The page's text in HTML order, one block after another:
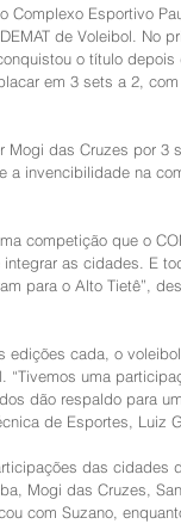
Esportivo
de Voleibol. No
o título depois
em 3 sets a 2,
Mogi das Cruzes por 3
a invencibilidade na
competição que o
as cidades. E
para o Alto Tietê”,
cada, o
“Tivemos uma
dão respaldo para
de Esportes, Luiz
das cidades
Mogi das Cruzes,
com Suzano,